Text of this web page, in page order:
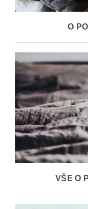
O
VŠE O